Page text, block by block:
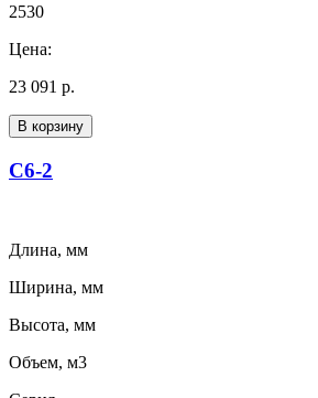
2530
Цена:
23 091 р.
В корзину
С6-2
Длина, мм
Ширина, мм
Высота, мм
Объем, м3